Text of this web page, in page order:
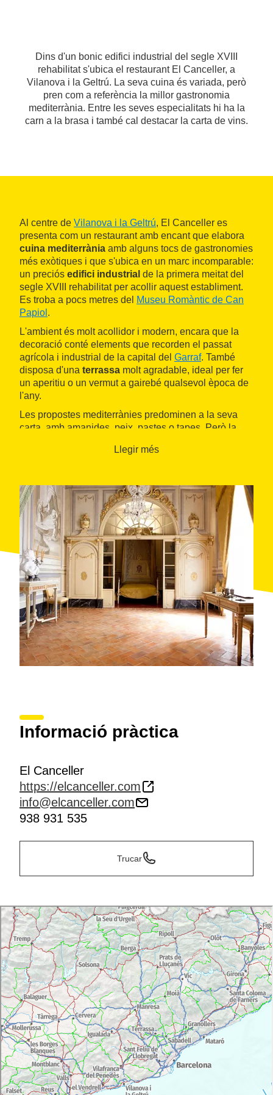
Dins d'un bonic edifici industrial del segle XVIII
rehabilitat s'ubica el restaurant El Canceller, a
Vilanova i la Geltrú. La seva cuina és variada, però
pren com a referència la millor gastronomia
mediterrània. Entre les seves especialitats hi ha la
carn a la brasa i també cal destacar la carta de vins.
Al centre de Vilanova i la Geltrú, El Canceller es
presenta com un restaurant amb encant que elabora
cuina mediterrània amb alguns tocs de gastronomies
més exòtiques i que s'ubica en un marc incomparable:
un preciós edifici industrial de la primera meitat del
segle XVIII rehabilitat per acollir aquest establiment.
Es troba a pocs metres del Museu Romàntic de Can
Papiol .
L'ambient és molt acollidor i modern, encara que la
decoració conté elements que recorden el passat
agrícola i industrial de la capital del Garraf. També
disposa d'una terrassa molt agradable, ideal per fer
un aperitiu o un vermut a gairebé qualsevol època de
l'any.
Les propostes mediterrànies predominen a la seva
carta, amb amanides, peix, pastes o tapes. Però la
Tots els plats estan molt treballats i tenen una
altre dels punts forts d'El Canceller és lacarta de
vins, caves i vermuts, amb una llista de referències
extensa.
Llegir més
Informació pràctica
El Canceller
https://elcanceller.com
info@elcanceller.com
938 931 535
Trucar